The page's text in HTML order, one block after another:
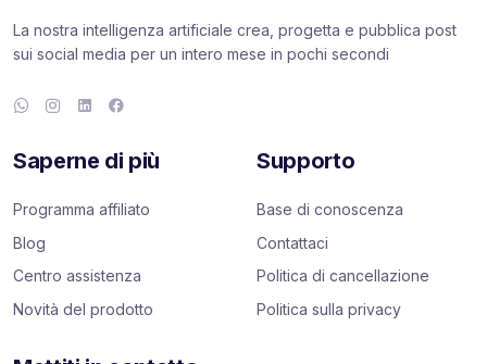
La nostra intelligenza artificiale crea, progetta e pubblica post
sui social media per un intero mese in pochi secondi
Saperne di più
Programma affiliato
Blog
Centro assistenza
Novità del prodotto
Supporto
Base di conoscenza
Contattaci
Politica di cancellazione
Politica sulla privacy